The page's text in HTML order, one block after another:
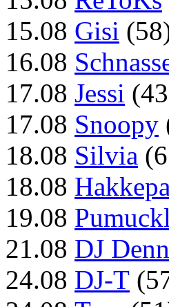
15.08 Gisi
16.08
17.08 Jessi
17.08 Snoopy
18.08 Silvia
18.08
19.08 Pumuckl
21.08 DJ
24.08 DJ-T